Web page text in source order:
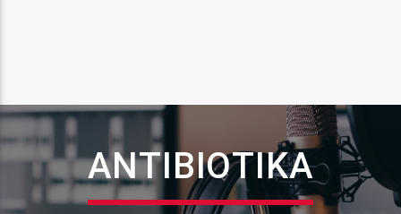
ΑΝΤΙΒΙΟΤΙΚΑ